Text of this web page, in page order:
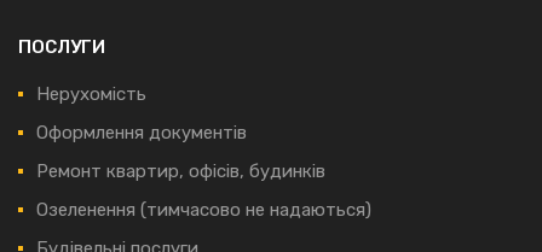
ПОСЛУГИ
Нерухомість
Оформлення документів
Ремонт квартир, офісів, будинків
Озеленення (тимчасово не надаються)